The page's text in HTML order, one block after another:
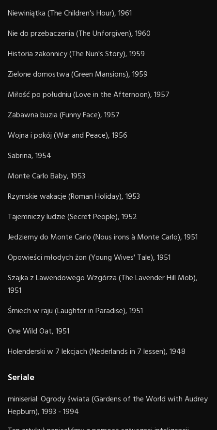
Niewiniątka (The Children's Hour), 1961
Nie do przebaczenia (The Unforgiven), 1960
Historia zakonnicy (The Nun's Story), 1959
Zielone domostwa (Green Mansions), 1959
Miłość po południu (Love in the Afternoon), 1957
Zabawna buzia (Funny Face), 1957
Wojna i pokój (War and Peace), 1956
Sabrina, 1954
Monte Carlo Baby, 1953
Rzymskie wakacje (Roman Holiday), 1953
Tajemniczy ludzie (Secret People), 1952
Jedziemy do Monte Carlo (Nous irons à Monte Carlo), 1951
Opowieści młodych żon (Young Wives' Tale), 1951
Szajka z Lawendowego Wzgórza (The Lavender Hill Mob),
1951
Śmiech w raju (Laughter in Paradise), 1951
One Wild Oat, 1951
Holenderski w 7 lekcjach (Nederlands in 7 lessen), 1948
Seriale
miniserial: Ogrody świata (Gardens of the World with Audrey
Hepburn), 1993 - 1994